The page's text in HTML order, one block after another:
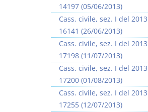
14197 (05/06/2013)
Cass. civile, sez. I del
16141 (26/06/2013)
Cass. civile, sez. I del
17198 (11/07/2013)
Cass. civile, sez. I del
17200 (01/08/2013)
Cass. civile, sez. I del
17255 (12/07/2013)